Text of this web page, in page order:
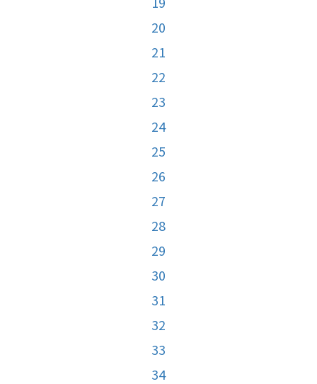
20
21
22
23
24
25
26
27
28
29
30
31
32
33
34